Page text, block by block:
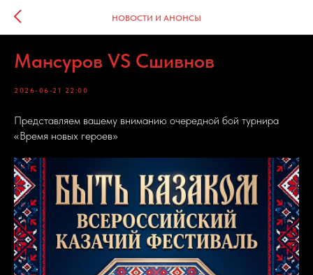
НОВОСТИ И АНОНСЫ
Мансуров VS Сшивнов
2026-06-21 22:00
Представляем вашему вниманию очередной бой турнира
«Время новых героев»